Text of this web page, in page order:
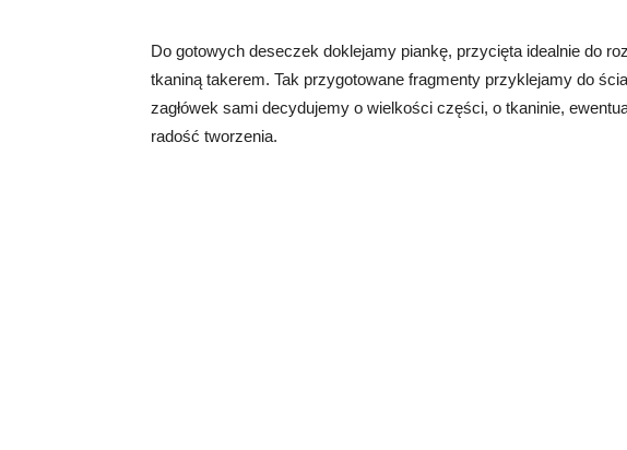
Do gotowych deseczek doklejamy piankę, przycięta idealnie do
tkaniną takerem. Tak przygotowane fragmenty przyklejamy do
zagłówek sami decydujemy o wielkości części, o tkaninie,
radość tworzenia.